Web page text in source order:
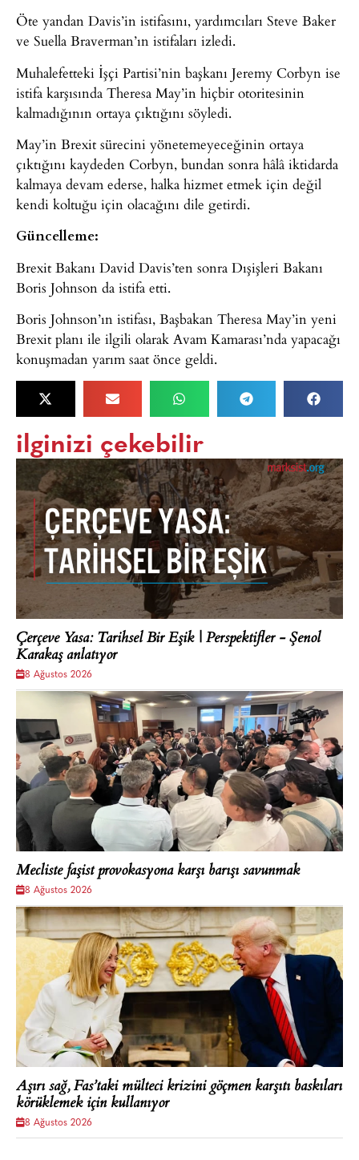
Öte yandan Davis’in istifasını, yardımcıları Steve Baker
ve Suella Braverman’ın istifaları izledi.
Muhalefetteki İşçi Partisi’nin başkanı Jeremy Corbyn ise
istifa karşısında Theresa May’in hiçbir otoritesinin
kalmadığının ortaya çıktığını söyledi.
May’in Brexit sürecini yönetemeyeceğinin ortaya
çıktığını kaydeden Corbyn, bundan sonra hâlâ iktidarda
kalmaya devam ederse, halka hizmet etmek için değil
kendi koltuğu için olacağını dile getirdi.
Güncelleme:
Brexit Bakanı David Davis’ten sonra Dışişleri Bakanı
Boris Johnson da istifa etti.
Boris Johnson’ın istifası, Başbakan Theresa May’in yeni
Brexit planı ile ilgili olarak Avam Kamarası’nda yapacağı
konuşmadan yarım saat önce geldi.
ilginizi çekebilir
Çerçeve Yasa: Tarihsel Bir Eşik | Perspektifler - Şenol
Karakaş anlatıyor
8 Ağustos 2026
Mecliste faşist provokasyona karşı barışı savunmak
8 Ağustos 2026
Aşırı sağ, Fas’taki mülteci krizini göçmen karşıtı baskıları
körüklemek için kullanıyor
8 Ağustos 2026